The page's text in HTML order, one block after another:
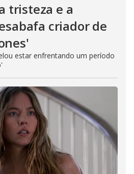
tristeza e a
criador de
estar enfrentando um período